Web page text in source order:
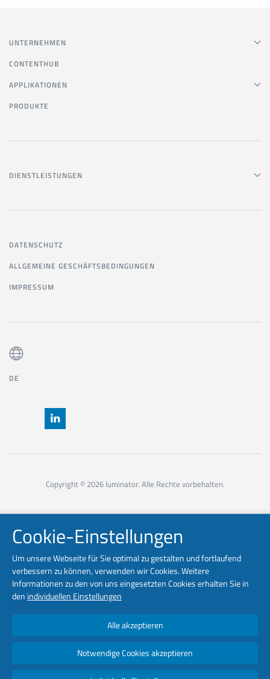
UNTERNEHMEN
CONTENTHUB
APPLIKATIONEN
PRODUKTE
DIENSTLEISTUNGEN
DATENSCHUTZ
ALLGEMEINE GESCHÄFTSBEDINGUNGEN
IMPRESSUM
DE
Copyright © 2026 luminator. Alle Rechte vorbehalten.
Cookie-Einstellungen
Um unsere Webseite für Sie optimal zu gestalten und fortlaufend
verbessern zu können, verwenden wir Cookies. Weitere
Informationen zu den von uns eingesetzten Cookies erhalten Sie in
den individuellen Einstellungen
Alle akzeptieren
Notwendige Cookies akzeptieren